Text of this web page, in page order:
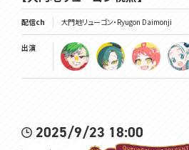
配信ch 大門地リューゴン・Ryugon Daimonji
出演
2025/9/23 18:00